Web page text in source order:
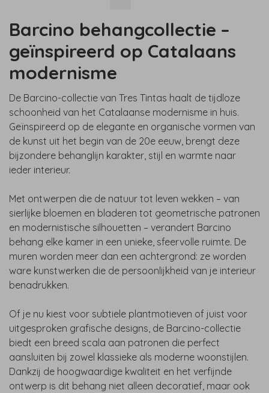
Barcino behangcollectie –
geïnspireerd op Catalaans
modernisme
De Barcino-collectie van Tres Tintas haalt de tijdloze
schoonheid van het Catalaanse modernisme in huis.
Geïnspireerd op de elegante en organische vormen van
de kunst uit het begin van de 20e eeuw, brengt deze
bijzondere behanglijn karakter, stijl en warmte naar
ieder interieur.
Met ontwerpen die de natuur tot leven wekken – van
sierlijke bloemen en bladeren tot geometrische patronen
en modernistische silhouetten – verandert Barcino
behang elke kamer in een unieke, sfeervolle ruimte. De
muren worden meer dan een achtergrond: ze worden
ware kunstwerken die de persoonlijkheid van je interieur
benadrukken.
Of je nu kiest voor subtiele plantmotieven of juist voor
uitgesproken grafische designs, de Barcino-collectie
biedt een breed scala aan patronen die perfect
aansluiten bij zowel klassieke als moderne woonstijlen.
Dankzij de hoogwaardige kwaliteit en het verfijnde
ontwerp is dit behang niet alleen decoratief, maar ook